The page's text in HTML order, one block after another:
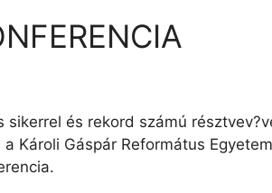
és rekord számú
Károli Gáspár Református